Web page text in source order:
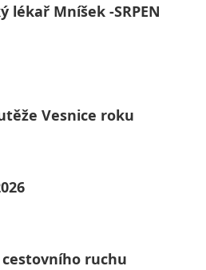
lékař Mníšek -SRPEN
Vesnice roku
ruchu